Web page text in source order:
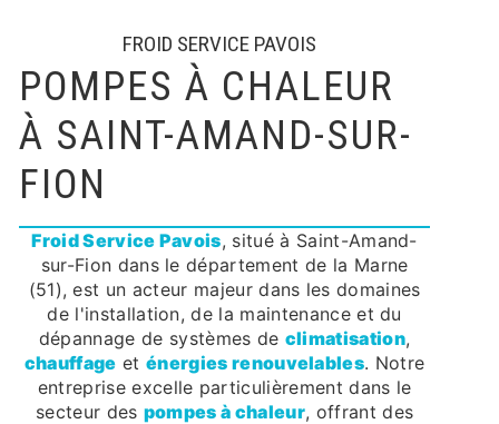
FROID SERVICE PAVOIS
POMPES À CHALEUR
À SAINT-AMAND-SUR-
FION
Froid Service Pavois, situé à Saint-Amand-
sur-Fion dans le département de la Marne
(51), est un acteur majeur dans les domaines
de l'installation, de la maintenance et du
dépannage de systèmes de climatisation,
chauffage eténergies renouvelables. Notre
entreprise excelle particulièrement dans le
secteur des pompes à chaleur, offrant des